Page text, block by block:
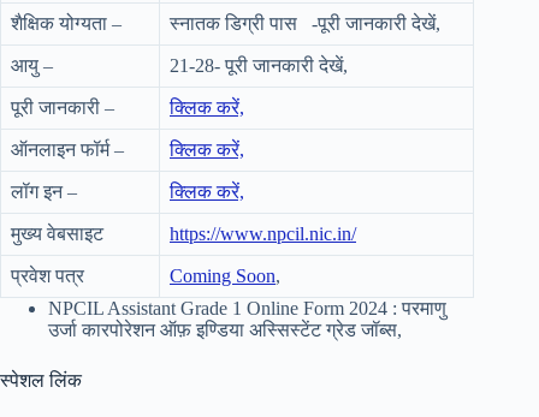
शैक्षिक योग्यता – स्नातक डिग्री पास -पूरी जानकारी देखें,
आयु – 21-28- पूरी जानकारी देखें,
पूरी जानकारी – क्लिक करें,
ऑनलाइन फॉर्म – क्लिक करें,
लॉग इन – क्लिक करें,
मुख्य वेबसाइट https://www.npcil.nic.in/
प्रवेश पत्र Coming Soon,
NPCIL Assistant Grade 1 Online Form 2024 : परमाणु
उर्जा कारपोरेशन ऑफ़ इण्डिया अस्सिस्टेंट ग्रेड जॉब्स,
स्पेशल लिंक